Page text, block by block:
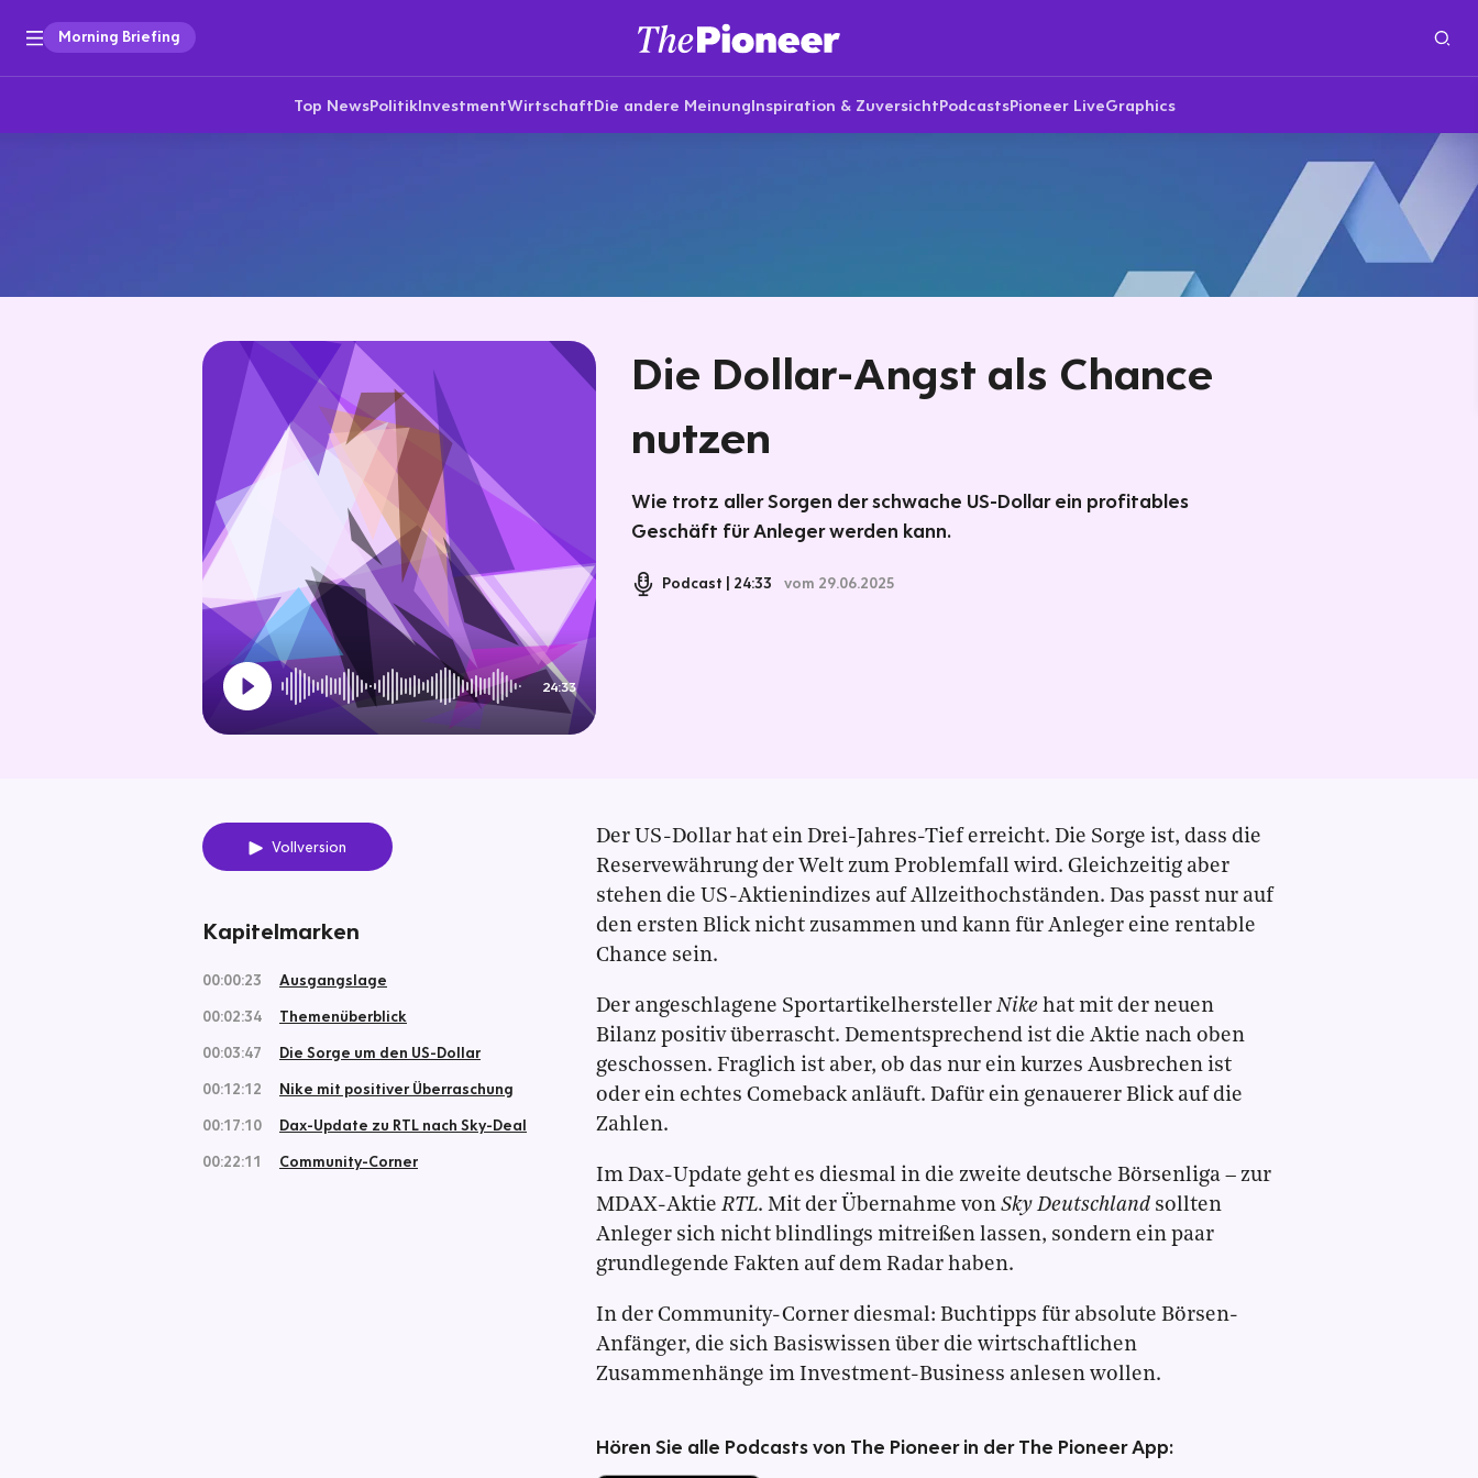
Morning Briefing
Top NewsPolitikInvestmentWirtschaftDie andere MeinungInspiration & ZuversichtPodcastsPioneer LiveGraphics
24:33
Die Dollar-Angst als Chance
nutzen
Wie trotz aller Sorgen der schwache US-Dollar ein profitables
Geschäft für Anleger werden kann.
Podcast 24:33 vom 29.06.2025
Vollversion
Kapitelmarken
00:00:23
Ausgangslage
00:02:34
Themenüberblick
00:03:47
Die Sorge um den US-Dollar
00:12:12
Nike mit positiver Überraschung
00:17:10
Dax-Update zu RTL nach Sky-Deal
00:22:11
Community-Corner
Der US-Dollar hat ein Drei-Jahres-Tief erreicht. Die Sorge ist, dass die
Reservewährung der Welt zum Problemfall wird. Gleichzeitig aber
stehen die US-Aktienindizes auf Allzeithochständen. Das passt nur auf
den ersten Blick nicht zusammen und kann für Anleger eine rentable
Chance sein.
Der angeschlagene Sportartikelhersteller Nike hat mit der neuen
Bilanz positiv überrascht. Dementsprechend ist die Aktie nach oben
geschossen. Fraglich ist aber, ob das nur ein kurzes Ausbrechen ist
oder ein echtes Comeback anläuft. Dafür ein genauerer Blick auf die
Zahlen.
Im Dax-Update geht es diesmal in die zweite deutsche Börsenliga – zur
MDAX-Aktie RTL. Mit der Übernahme von Sky Deutschland sollten
Anleger sich nicht blindlings mitreißen lassen, sondern ein paar
grundlegende Fakten auf dem Radar haben.
In der Community-Corner diesmal: Buchtipps für absolute Börsen-
Anfänger, die sich Basiswissen über die wirtschaftlichen
Zusammenhänge im Investment-Business anlesen wollen.
Hören Sie alle Podcasts von The Pioneer in der The Pioneer App: